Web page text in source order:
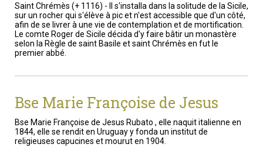
Saint Chrémès (+ 1116) - Il s'installa dans la solitude de la Sicile,
sur un rocher qui s'élève à pic et n'est accessible que d'un côté,
afin de se livrer à une vie de contemplation et de mortification.
Le comte Roger de Sicile décida d'y faire bâtir un monastère
selon la Règle de saint Basile et saint Chrémès en fut le
premier abbé.
Bse Marie Françoise de Jesus
Bse Marie Françoise de Jesus Rubato , elle naquit italienne en
1844, elle se rendit en Uruguay y fonda un institut de
religieuses capucines et mourut en 1904.